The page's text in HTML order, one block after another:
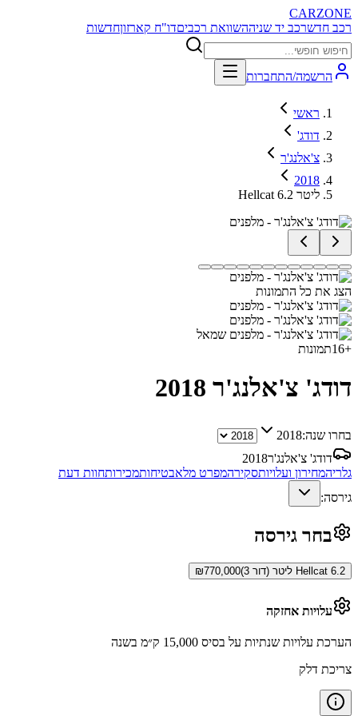
CARZONE
רכב חדשרכב יד שניההשוואת רכביםדו"ח קארזוןחדשות
הרשמה/התחברות
ראשי
דודג'
צ'אלנג'ר
2018
Hellcat 6.2 ליטר
הצג את כל התמונות
+
16תמונות
דודג' צ'אלנג'ר 2018
בחרו שנה:2018
דודג' צ'אלנג'ר2018
גלריהמחירון ועלויותסקירהמפרט מלאבטיחותמכירותחוות דעת
גירסה:
בחר גירסה
Hellcat 6.2 ליטר (דור 3) ₪770,000
עלויות אחזקה
הערכת עלויות שנתיות על בסיס 15,000 ק״מ בשנה
צריכת דלק